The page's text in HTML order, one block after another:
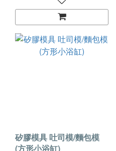
矽膠模具 吐司模/麵包模
(方形小浴缸)